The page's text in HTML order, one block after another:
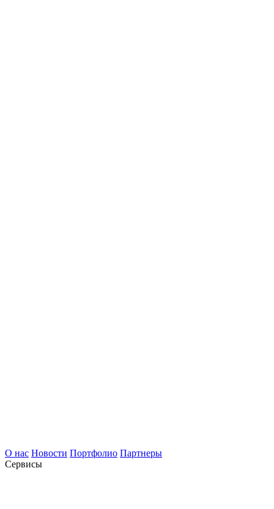
О нас Новости Портфолио Партнеры
Сервисы